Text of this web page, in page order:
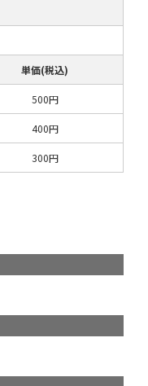
単価(税込)
500円
400円
300円